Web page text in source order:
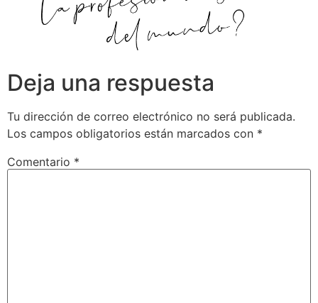
Deja una respuesta
Tu dirección de correo electrónico no será publicada.
Los campos obligatorios están marcados con *
Comentario *